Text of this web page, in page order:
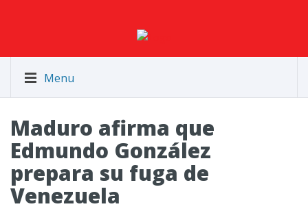
Menu
Maduro afirma que
Edmundo González
prepara su fuga de
Venezuela